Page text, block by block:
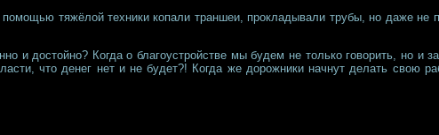
тяжёлой техники копали траншеи, прокладывали трубы, но даже не
и достойно? Когда о благоустройстве мы будем не только говорить, но и
что денег нет и не будет?! Когда же дорожники начнут делать свою